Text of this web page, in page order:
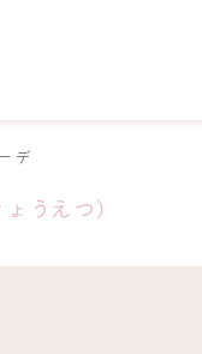
デ
うえつ）